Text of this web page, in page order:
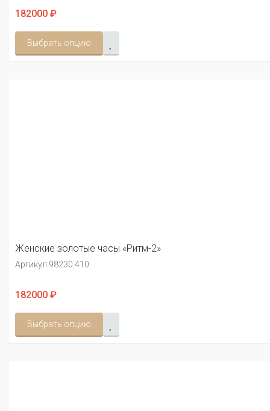
182000 ₽
Выбрать опцию
Женские золотые часы «Ритм-2»
Артикул:98230.410
182000 ₽
Выбрать опцию